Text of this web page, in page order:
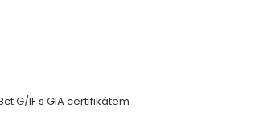
G/IF s GIA certifikátem